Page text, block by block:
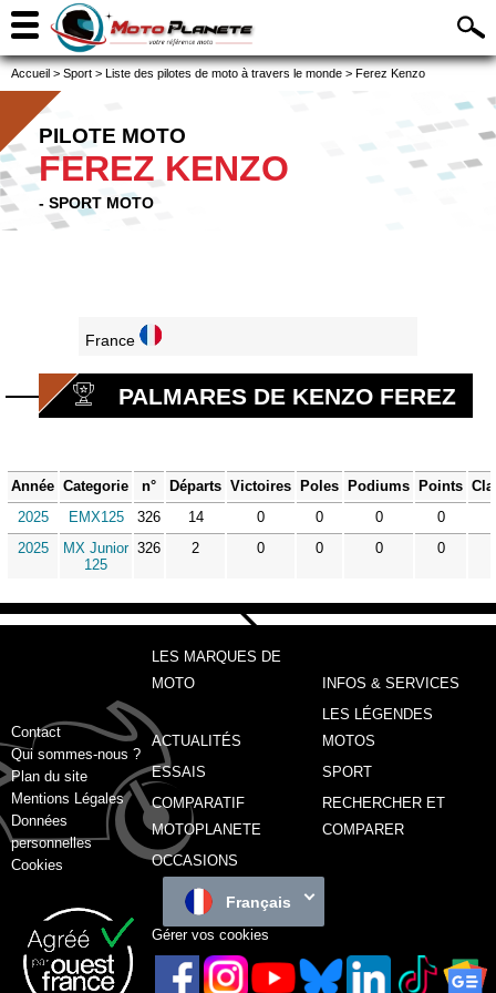
Accueil > Sport > Liste des pilotes de moto à travers le monde > Ferez Kenzo
PILOTE MOTO
FEREZ KENZO
- SPORT MOTO
France
PALMARES DE KENZO FEREZ
Année Categorie n° Départs Victoires Poles Podiums Points
2025
EMX125 326 14 0 0 0
0
2025
MX Junior
125
326 2 0 0 0 0
Contact
Qui sommes-nous ?
Plan du site
Mentions Légales
Données
personnelles
Cookies
LES MARQUES DE
MOTO
INFOS & SERVICES
ACTUALITÉS
LES LÉGENDES
MOTOS
ESSAIS
SPORT
COMPARATIF
MOTOPLANETE
RECHERCHER ET
COMPARER
OCCASIONS
Français
Gérer vos cookies